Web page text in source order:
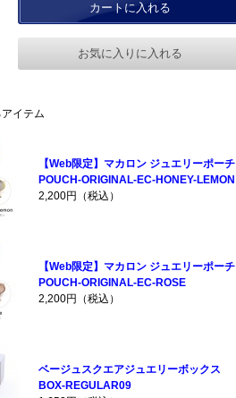
カートに入れる
お気に入りに入れる
イテム
【Web限定】マカロン ジュエリーポーチ
POUCH-ORIGINAL-EC-HONEY-LEMON
2,200円（税込）
【Web限定】マカロン ジュエリーポーチ
POUCH-ORIGINAL-EC-ROSE
2,200円（税込）
ベージュスクエアジュエリーボックス
BOX-REGULAR09